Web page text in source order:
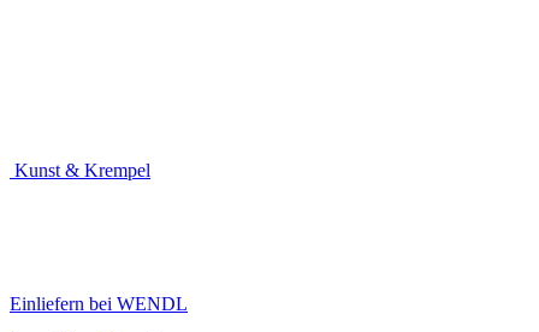
Kunst & Krempel
Einliefern bei WENDL